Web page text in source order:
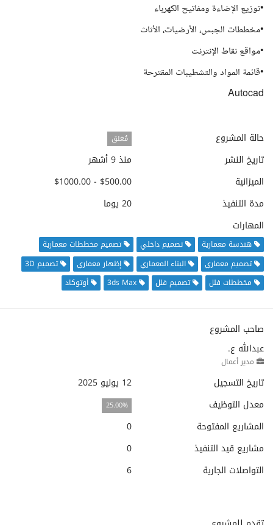
•توزيع الإضاءة ومفاتيح الكهرباء
•مخططات الجبس، الأرضيات، الأثاث
•مواقع نقاط الإنترنت
•قائمة المواد والتشطيبات المقترحة
Autocad
حالة المشروع مُغلق
تاريخ النشر
منذ 9 أشهر
الميزانية
$500.00 - $1000.00
مدة التنفيذ
20 يوما
المهارات
هندسة معمارية تصميم داخلي
تصميم مخططات معمارية
تصميم معماري
البناء المعماري إظهار معماري
تصميم 3D
مخططات فلل
تصميم فلل 3ds Max أوتوكاد
صاحب المشروع
عبدالله ع.
مدير أعمال
تاريخ التسجيل
12 يوليو 2025
معدل التوظيف
25.00%
المشاريع المفتوحة
0
مشاريع قيد التنفيذ
0
التواصلات الجارية
6